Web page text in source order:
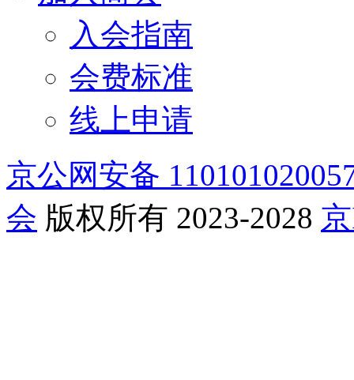
入会指南
会费标准
线上申请
京公网安备
会 版权所有 2023-2028